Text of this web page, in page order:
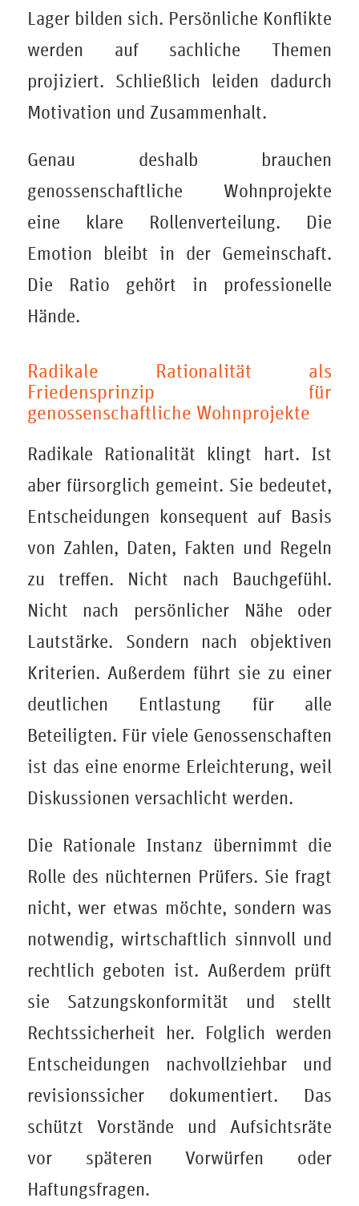
Lager bilden sich. Persönliche Konflikte
werden auf sachliche Themen
projiziert. Schließlich leiden dadurch
Motivation und Zusammenhalt.
Genau deshalb brauchen
genossenschaftliche Wohnprojekte
eine klare Rollenverteilung. Die
Emotion bleibt in der Gemeinschaft.
Die Ratio gehört in professionelle
Hände.
Radikale Rationalität als
Friedensprinzip für
genossenschaftliche Wohnprojekte
Radikale Rationalität klingt hart. Ist
aber fürsorglich gemeint. Sie bedeutet,
Entscheidungen konsequent auf Basis
von Zahlen, Daten, Fakten und Regeln
zu treffen. Nicht nach Bauchgefühl.
Nicht nach persönlicher Nähe oder
Lautstärke. Sondern nach objektiven
Kriterien. Außerdem führt sie zu einer
deutlichen Entlastung für alle
Beteiligten. Für viele Genossenschaften
ist das eine enorme Erleichterung, weil
Diskussionen versachlicht werden.
Die Rationale Instanz übernimmt die
Rolle des nüchternen Prüfers. Sie fragt
nicht, wer etwas möchte, sondern was
notwendig, wirtschaftlich sinnvoll und
rechtlich geboten ist. Außerdem prüft
sie Satzungskonformität und stellt
Rechtssicherheit her. Folglich werden
Entscheidungen nachvollziehbar und
revisionssicher dokumentiert. Das
schützt Vorstände und Aufsichtsräte
vor späteren Vorwürfen oder
Haftungsfragen.